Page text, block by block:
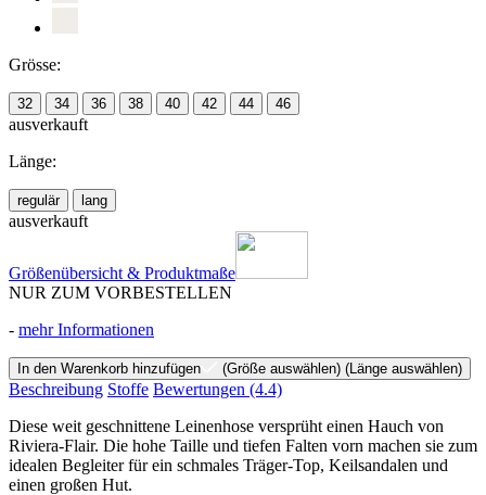
Grösse:
32 34 36 38 40 42 44 46
ausverkauft
Länge:
regulär lang
ausverkauft
Größenübersicht & Produktmaße
NUR ZUM VORBESTELLEN
- mehr Informationen
In den Warenkorb hinzufügen (Größe auswählen) (Länge auswählen)
Beschreibung Stoffe Bewertungen (4.4)
Diese weit geschnittene Leinenhose versprüht einen Hauch von
Riviera-Flair. Die hohe Taille und tiefen Falten vorn machen sie zum
idealen Begleiter für ein schmales Träger-Top, Keilsandalen und
einen großen Hut.